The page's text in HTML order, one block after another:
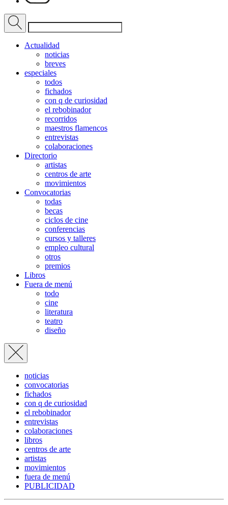
Actualidad
noticias
breves
especiales
todos
fichados
con q de curiosidad
el rebobinador
recorridos
maestros flamencos
entrevistas
colaboraciones
Directorio
artistas
centros de arte
movimientos
Convocatorias
todas
becas
ciclos de cine
conferencias
cursos y talleres
empleo cultural
otros
premios
Libros
Fuera de menú
todo
cine
literatura
teatro
diseño
noticias
convocatorias
fichados
con q de curiosidad
el rebobinador
entrevistas
colaboraciones
libros
centros de arte
artistas
movimientos
fuera de menú
PUBLICIDAD